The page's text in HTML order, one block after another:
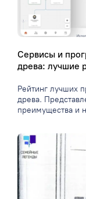
Сервисы и
древа: лучшие
Рейтинг лучших
древа.
преимущества и